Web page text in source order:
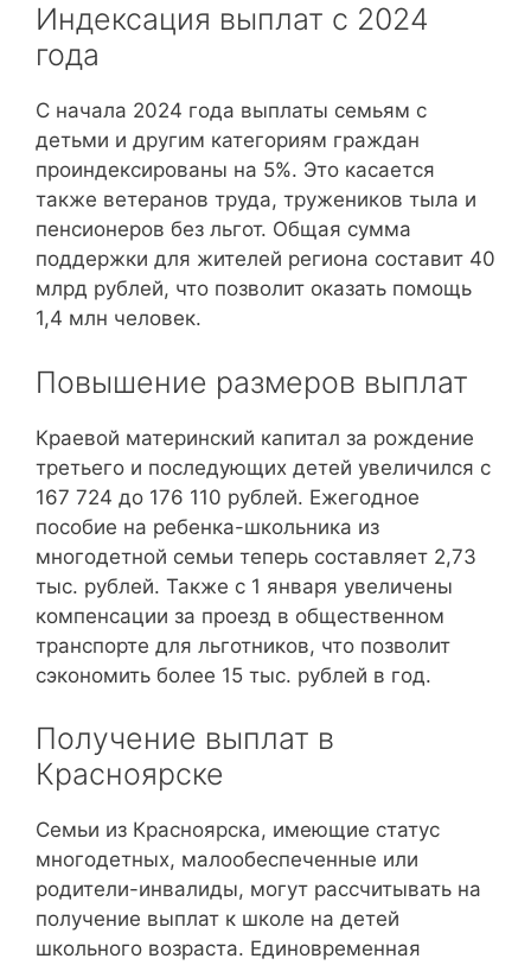
Индексация выплат с 2024
года
С начала 2024 года выплаты семьям с
детьми и другим категориям граждан
проиндексированы на 5%. Это касается
также ветеранов труда, тружеников тыла и
пенсионеров без льгот. Общая сумма
поддержки для жителей региона составит 40
млрд рублей, что позволит оказать помощь
1,4 млн человек.
Повышение размеров выплат
Краевой материнский капитал за рождение
третьего и последующих детей увеличился с
167 724 до 176 110 рублей. Ежегодное
пособие на ребенка-школьника из
многодетной семьи теперь составляет 2,73
тыс. рублей. Также с 1 января увеличены
компенсации за проезд в общественном
транспорте для льготников, что позволит
сэкономить более 15 тыс. рублей в год.
Получение выплат в
Красноярске
Семьи из Красноярска, имеющие статус
многодетных, малообеспеченные или
родители-инвалиды, могут рассчитывать на
получение выплат к школе на детей
школьного возраста. Единовременная